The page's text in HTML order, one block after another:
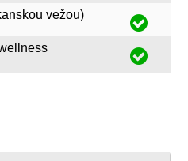
vežou)